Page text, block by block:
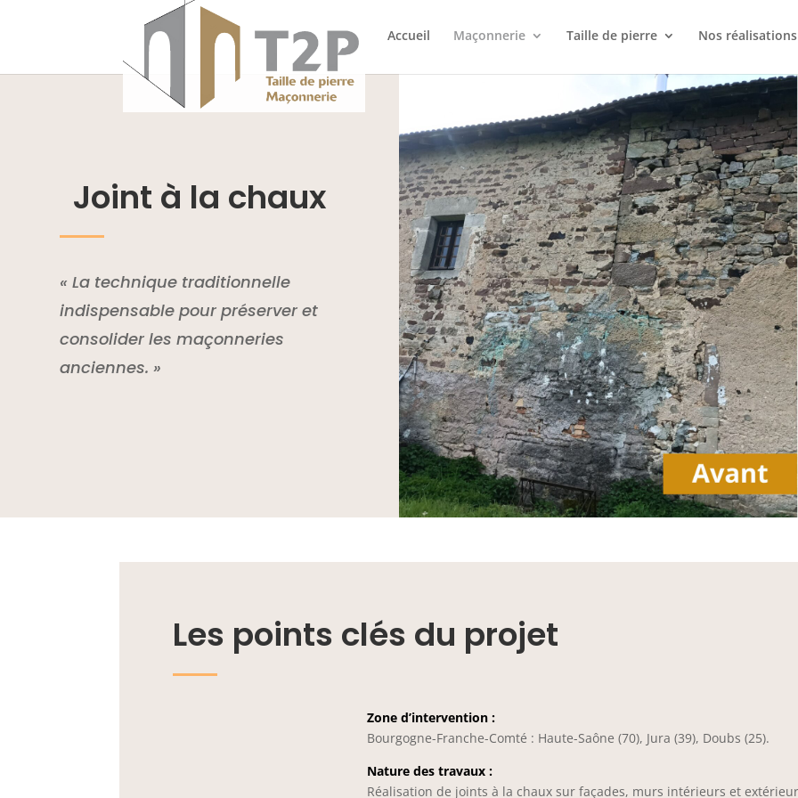
Accueil Maçonnerie Taille de pierre Nos réalisations
Joint à la chaux
« La technique traditionnelle
indispensable pour préserver et
consolider les maçonneries
anciennes. »
Les points clés du projet
Zone d’intervention :
Bourgogne-Franche-Comté : Haute-Saône (70), Jura (39), Doubs (25).
Nature des travaux :
Réalisation de joints à la chaux sur façades, murs intérieurs et